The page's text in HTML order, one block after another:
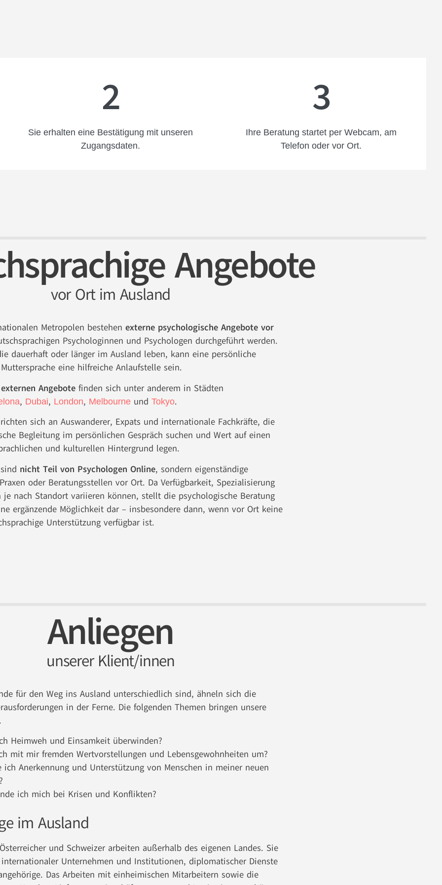
2
Sie erhalten eine Bestätigung mit unseren
Zugangsdaten.
3
Ihre Beratung startet per Webcam, am
Telefon oder vor Ort.
Angebote
vor Ort im Ausland
Metropolen bestehen externe psychologische Angebote vor
Psychologinnen und Psychologen durchgeführt werden.
dauerhaft oder länger im Ausland leben, kann eine persönliche
eine hilfreiche Anlaufstelle sein.
Angebote finden sich unter anderem in Städten
, Dubai, London, Melbourne und Tokyo.
sich an Auswanderer, Expats und internationale Fachkräfte, die
Begleitung im persönlichen Gespräch suchen und Wert auf einen
und kulturellen Hintergrund legen.
nicht Teil von Psychologen Online, sondern eigenständige
oder Beratungsstellen vor Ort. Da Verfügbarkeit, Spezialisierung
je nach Standort variieren können, stellt die psychologische Beratung
ergänzende Möglichkeit dar – insbesondere dann, wenn vor Ort keine
Unterstützung verfügbar ist.
Anliegen
unserer Klient/innen
für den Weg ins Ausland unterschiedlich sind, ähneln sich die
in der Ferne. Die folgenden Themen bringen unsere
Heimweh und Einsamkeit überwinden?
mit mir fremden Wertvorstellungen und Lebensgewohnheiten um?
ich Anerkennung und Unterstützung von Menschen in meiner neuen
ich mich bei Krisen und Konflikten?
im Ausland
und Schweizer arbeiten außerhalb des eigenen Landes. Sie
Unternehmen und Institutionen, diplomatischer Dienste
Das Arbeiten mit einheimischen Mitarbeitern sowie die